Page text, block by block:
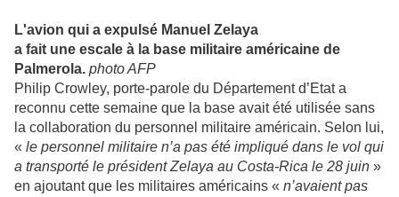
L'avion qui a expulsé Manuel Zelaya
a fait une escale à la base militaire américaine de
Palmerola. photo AFP
Philip Crowley, porte-parole du Département d’Etat a
reconnu cette semaine que la base avait été utilisée sans
la collaboration du personnel militaire américain. Selon lui,
« le personnel militaire n’a pas été impliqué dans le vol qui
a transporté le président Zelaya au Costa-Rica le 28 juin »
en ajoutant que les militaires américains « n’avaient pas